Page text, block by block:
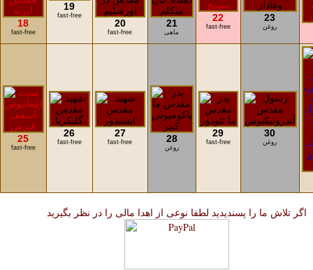
18
fast-free
19
fast-free
20
fast-free
21
ماهی
22
fast-free
23
روغن
25
fast-free
26
fast-free
27
fast-free 28
روغن
29
fast-free
30
روغن
اگر تلاش ما را پسندیدید لطفا نوعی از اهدا مالی را در نظر بگیرید